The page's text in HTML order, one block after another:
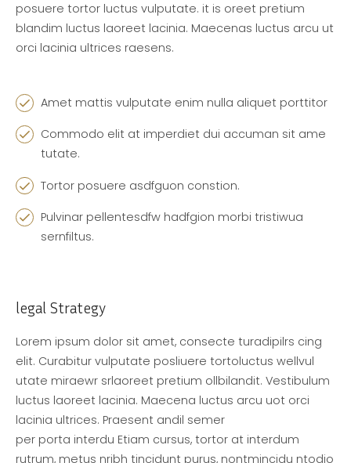
posuere tortor luctus vulputate. it is oreet pretium
blandim luctus laoreet lacinia. Maecenas luctus arcu ut
orci lacinia ultrices raesens.
Amet mattis vulputate enim nulla aliquet porttitor
Commodo elit at imperdiet dui accuman sit ame
tutate.
Tortor posuere asdfguon constion.
Pulvinar pellentesdfw hadfgion morbi tristiwua
sernfiltus.
legal Strategy
Lorem ipsum dolor sit amet, consecte turadipilrs cing
elit. Curabitur vulputate posliuere tortoluctus wellvul
utate miraewr srlaoreet pretium ollbilandit. Vestibulum
luctus laoreet lacinia. Maecena luctus arcu uot orci
lacinia ultrices. Praesent andil semer
per porta interdu Etiam cursus, tortor at interdum
rutrum, metus nribh tincidunt purus, nontmincidu ntodio